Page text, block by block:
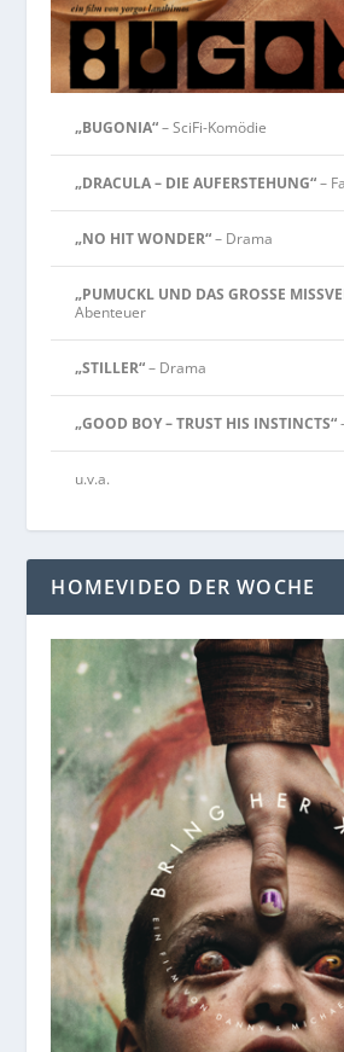
„BUGONIA“– SciFi-Komödie
„DRACULA – DIE AUFERSTEHUNG“–
„NO HIT WONDER“– Drama
„PUMUCKL UND DAS GROSSE
Abenteuer
„STILLER“– Drama
„GOOD BOY – TRUST HIS INSTINCTS“
u.v.a.
HOMEVIDEO DER WOCHE